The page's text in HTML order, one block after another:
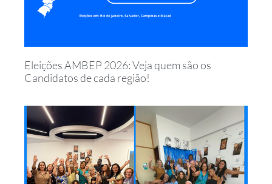
Eleições AMBEP 2026: Veja quem são os
Candidatos de cada região!